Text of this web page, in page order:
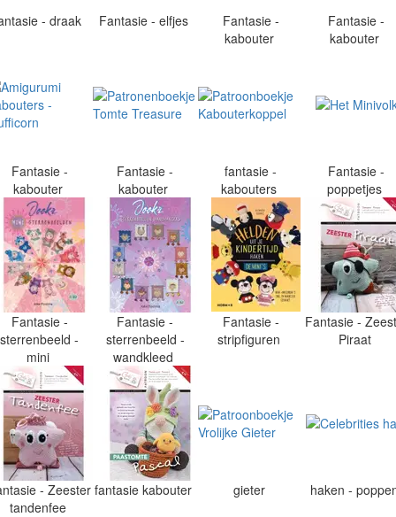
- draak Fantasie - elfjes
Fantasie -
kabouter
Fantasie -
kabouter
Fantasie -
kabouter
Fantasie -
kabouter
fantasie -
kabouters
Fantasie -
poppetjes
Fantasie -
sterrenbeeld -
mini
Fantasie -
sterrenbeeld -
wandkleed
Fantasie -
stripfiguren
Fantasie -
Piraat
- Zeester
tandenfee
fantasie kabouter gieter haken -